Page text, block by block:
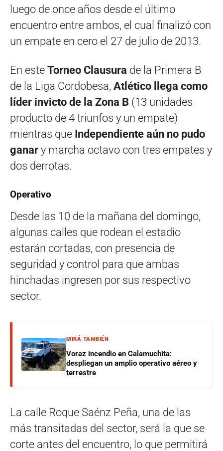
luego de once años desde el último
encuentro entre ambos, el cual finalizó con
un empate en cero el 27 de julio de 2013.
En este Torneo Clausura de la Primera B
de la Liga Cordobesa, Atlético llega como
líder invicto de la Zona B (13 unidades
producto de 4 triunfos y un empate)
mientras que Independiente aún no pudo
ganar y marcha octavo con tres empates y
dos derrotas.
Operativo
Desde las 10 de la mañana del domingo,
algunas calles que rodean el estadio
estarán cortadas, con presencia de
seguridad y control para que ambas
hinchadas ingresen por sus respectivo
sector.
MIRÁ TAMBIÉN
Voraz incendio en Calamuchita:
despliegan un amplio operativo aéreo y
terrestre
La calle Roque Saénz Peña, una de las
más transitadas del sector, será la que se
corte antes del encuentro, lo que permitirá